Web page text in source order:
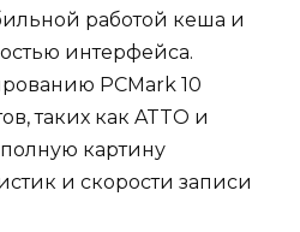
работой кеша и
интерфейса.
PCMark 10
таких как ATTO и
картину
и скорости записи